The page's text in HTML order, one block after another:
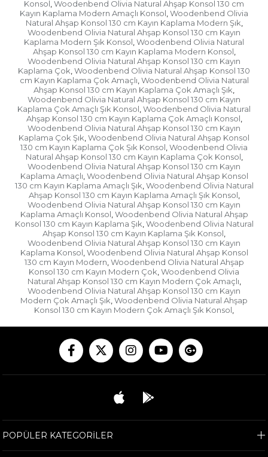
Konsol Woodenbend Olivia Natural Ahşap Konsol 130 cm
Kayın Kaplama Modern Amaçlı Konsol Woodenbend Olivia
Natural Ahşap Konsol 130 cm Kayın Kaplama Modern Şık
Woodenbend Olivia Natural Ahşap Konsol 130 cm Kayın
Kaplama Modern Şık Konsol Woodenbend Olivia Natural
Ahşap Konsol 130 cm Kayın Kaplama Modern Konsol
Woodenbend Olivia Natural Ahşap Konsol 130 cm Kayın
Kaplama Çok Woodenbend Olivia Natural Ahşap Konsol 130
cm Kayın Kaplama Çok Amaçlı Woodenbend Olivia Natural
Ahşap Konsol 130 cm Kayın Kaplama Çok Amaçlı Şık
Woodenbend Olivia Natural Ahşap Konsol 130 cm Kayın
Kaplama Çok Amaçlı Şık Konsol Woodenbend Olivia Natural
Ahşap Konsol 130 cm Kayın Kaplama Çok Amaçlı Konsol
Woodenbend Olivia Natural Ahşap Konsol 130 cm Kayın
Kaplama Çok Şık Woodenbend Olivia Natural Ahşap Konsol
130 cm Kayın Kaplama Çok Şık Konsol Woodenbend Olivia
Natural Ahşap Konsol 130 cm Kayın Kaplama Çok Konsol
Woodenbend Olivia Natural Ahşap Konsol 130 cm Kayın
Kaplama Amaçlı Woodenbend Olivia Natural Ahşap Konsol
130 cm Kayın Kaplama Amaçlı Şık Woodenbend Olivia Natural
Ahşap Konsol 130 cm Kayın Kaplama Amaçlı Şık Konsol
Woodenbend Olivia Natural Ahşap Konsol 130 cm Kayın
Kaplama Amaçlı Konsol Woodenbend Olivia Natural Ahşap
Konsol 130 cm Kayın Kaplama Şık Woodenbend Olivia Natural
Ahşap Konsol 130 cm Kayın Kaplama Şık Konsol
Woodenbend Olivia Natural Ahşap Konsol 130 cm Kayın
Kaplama Konsol Woodenbend Olivia Natural Ahşap Konsol
130 cm Kayın Modern Woodenbend Olivia Natural Ahşap
Konsol 130 cm Kayın Modern Çok Woodenbend Olivia
Natural Ahşap Konsol 130 cm Kayın Modern Çok Amaçlı
Woodenbend Olivia Natural Ahşap Konsol 130 cm Kayın
Modern Çok Amaçlı Şık Woodenbend Olivia Natural Ahşap
Konsol 130 cm Kayın Modern Çok Amaçlı Şık Konsol
POPÜLER KATEGORİLER